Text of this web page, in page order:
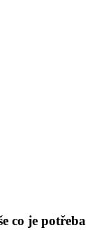
co je potřeba